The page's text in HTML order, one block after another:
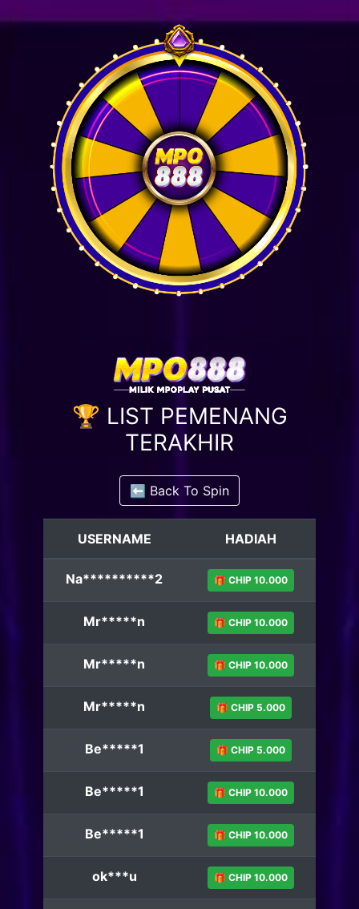
🏆 LIST PEMENANG
TERAKHIR
⬅️ Back To Spin
USERNAME HADIAH
Na**********2 🎁 CHIP 10.000
Mr*****n 🎁 CHIP 10.000
Mr*****n 🎁 CHIP 10.000
Mr*****n 🎁 CHIP 5.000
Be*****1 🎁 CHIP 5.000
Be*****1 🎁 CHIP 10.000
Be*****1 🎁 CHIP 10.000
ok***u 🎁 CHIP 10.000